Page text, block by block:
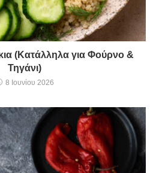
(Κατάλληλα για Φούρνο &
Τηγάνι)
8 Ιουνίου 2026